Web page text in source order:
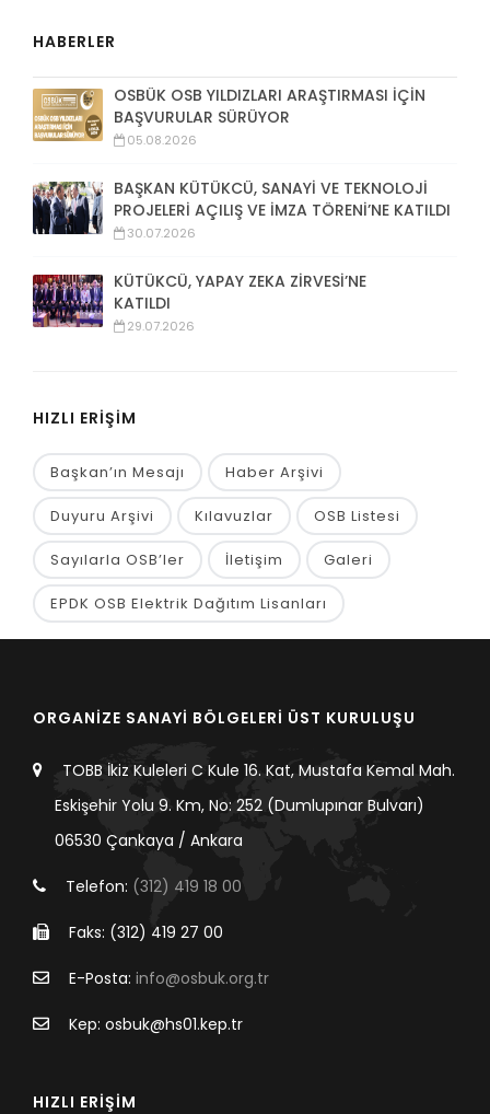
HABERLER
OSBÜK OSB YILDIZLARI ARAŞTIRMASI İÇİN
BAŞVURULAR SÜRÜYOR
05.08.2026
BAŞKAN KÜTÜKCÜ, SANAYİ VE TEKNOLOJİ
PROJELERİ AÇILIŞ VE İMZA TÖRENİ’NE KATILDI
30.07.2026
KÜTÜKCÜ, YAPAY ZEKA ZİRVESİ’NE
KATILDI
29.07.2026
HIZLI ERİŞİM
Başkan’ın Mesajı Haber Arşivi
Duyuru Arşivi Kılavuzlar OSB Listesi
Sayılarla OSB’ler İletişim Galeri
EPDK OSB Elektrik Dağıtım Lisanları
ORGANİZE SANAYİ BÖLGELERİ ÜST KURULUŞU
TOBB İkiz Kuleleri C Kule 16. Kat, Mustafa Kemal Mah.
Eskişehir Yolu 9. Km, No: 252 (Dumlupınar Bulvarı)
06530 Çankaya / Ankara
Telefon: (312) 419 18 00
Faks: (312) 419 27 00
E-Posta: info@osbuk.org.tr
Kep: osbuk@hs01.kep.tr
HIZLI ERİŞİM